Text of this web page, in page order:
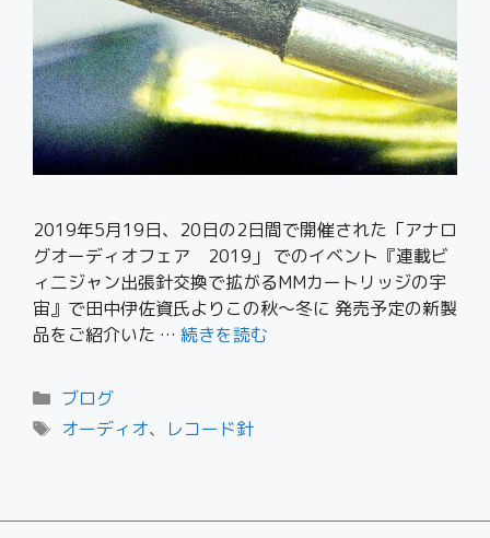
2019年5月19日、20日の2日間で開催された「アナロ
グオーディオフェア 2019」 でのイベント『連載ビ
ィ二ジャン出張針交換で拡がるMMカートリッジの宇
宙』で田中伊佐資氏よりこの秋〜冬に 発売予定の新製
品をご紹介いた … 続きを読む
ブログ
オーディオ、 レコード針